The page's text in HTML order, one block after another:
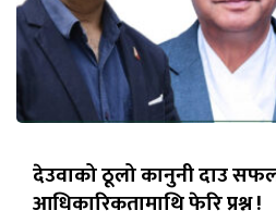
देउवाको ठूलो कानुनी दाउ
आधिकारिकतामाथि फेरि प्रश्न !